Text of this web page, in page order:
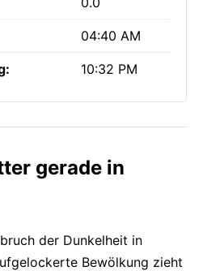
04:40 AM
10:32 PM
gerade in
der Dunkelheit in
Bewölkung zieht